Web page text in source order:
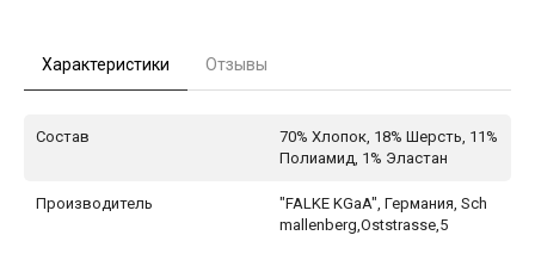
Характеристики Отзывы
Состав
70% Хлопок, 18% Шерсть, 11%
Полиамид, 1% Эластан
Производитель
"FALKE KGaA", Германия, Sch
mallenberg,Oststrasse,5